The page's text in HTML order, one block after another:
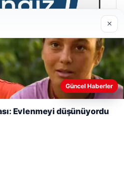
daha iyi anlayabilmek,
geliştirmek amacıyla çerezler
×
Güncel Haberler
Evlenmeyi düşünüyordu